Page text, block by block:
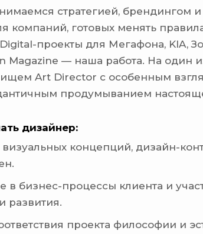
стратегией, брендингом
компаний, готовых менять
проекты для Мегафона, KIA,
Magazine — наша работа. На один
ищем Art Director с особенным
продумыванием
дизайнер:
визуальных концепций, дизайн-
в бизнес-процессы клиента и
развития.
проекта философии и